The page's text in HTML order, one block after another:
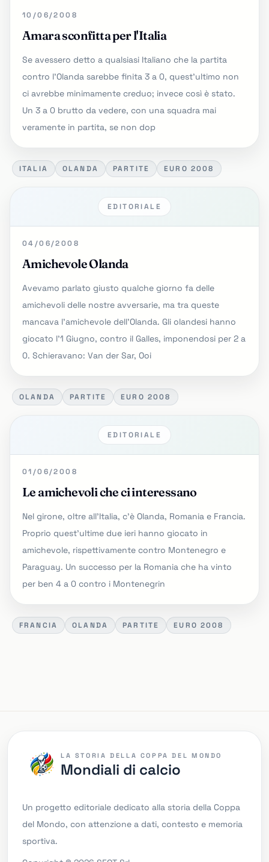
10/06/2008
Amara sconfitta per l'Italia
Se avessero detto a qualsiasi Italiano che la partita
contro l'Olanda sarebbe finita 3 a 0, quest'ultimo non
ci avrebbe minimamente creduo; invece così è stato.
Un 3 a 0 brutto da vedere, con una squadra mai
veramente in partita, se non dop
ITALIA OLANDA PARTITE EURO 2008
EDITORIALE
04/06/2008
Amichevole Olanda
Avevamo parlato giusto qualche giorno fa delle
amichevoli delle nostre avversarie, ma tra queste
mancava l'amichevole dell'Olanda. Gli olandesi hanno
giocato l'1 Giugno, contro il Galles, imponendosi per 2 a
0. Schieravano: Van der Sar, Ooi
OLANDA PARTITE EURO 2008
EDITORIALE
01/06/2008
Le amichevoli che ci interessano
Nel girone, oltre all'Italia, c'è Olanda, Romania e Francia.
Proprio quest'ultime due ieri hanno giocato in
amichevole, rispettivamente contro Montenegro e
Paraguay. Un successo per la Romania che ha vinto
per ben 4 a 0 contro i Montenegrin
FRANCIA OLANDA PARTITE EURO 2008
LA STORIA DELLA COPPA DEL MONDO
Mondiali di calcio
Un progetto editoriale dedicato alla storia della Coppa
del Mondo, con attenzione a dati, contesto e memoria
sportiva.